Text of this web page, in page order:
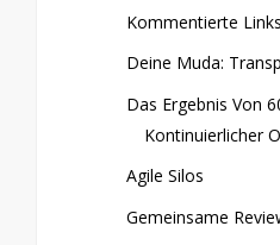
Kommentierte
Deine Muda:
Das Ergebnis Von
Kontinuierlicher
Agile Silos
Gemeinsame